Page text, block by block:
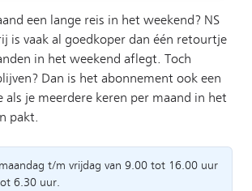
een lange reis in het weekend? NS
is vaak al goedkoper dan één retourtje
in het weekend aflegt. Toch
Dan is het abonnement ook een
als je meerdere keren per maand in het
pakt.
maandag t/m vrijdag van 9.00 tot 16.00 uur
6.30 uur.